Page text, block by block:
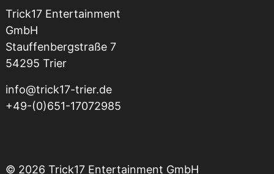
Trick17 Entertainment
GmbH
Stauffenbergstraße 7
54295 Trier
info@trick17-trier.de
+49-(0)651-17072985
© 2026 Trick17 Entertainment GmbH